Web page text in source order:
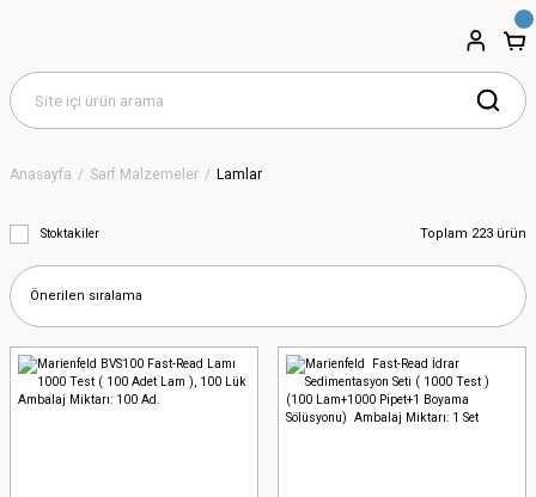
Anasayfa Sarf Malzemeler Lamlar
Stoktakiler Toplam 223 ürün